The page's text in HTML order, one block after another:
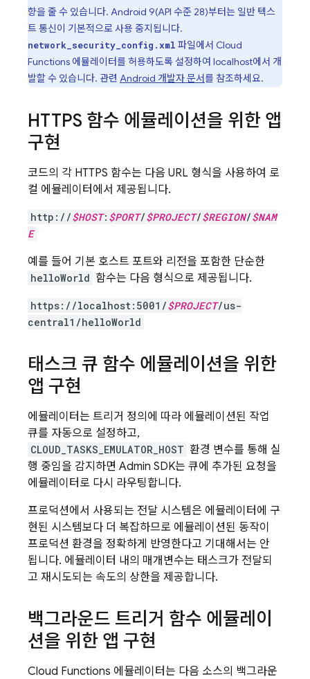
향을 줄 수 있습니다. Android 9(API 수준 28)부터는 일반 텍스
트 통신이 기본적으로 사용 중지됩니다.
network_security_config.xml 파일에서 Cloud
Functions 에뮬레이터를 허용하도록 설정하여 localhost에서 개
발할 수 있습니다. 관련 Android 개발자 문서를 참조하세요.
HTTPS 함수 에뮬레이션을 위한 앱
구현
코드의 각 HTTPS 함수는 다음 URL 형식을 사용하여 로
컬 에뮬레이터에서 제공됩니다.
http://$HOST: $PORT/$PROJECT/$REGION/$NAM
E
예를 들어 기본 호스트 포트와 리전을 포함한 단순한
helloWorld 함수는 다음 형식으로 제공됩니다.
https://localhost:5001/$PROJECT/us-
central1/helloWorld
태스크 큐 함수 에뮬레이션을 위한
앱 구현
에뮬레이터는 트리거 정의에 따라 에뮬레이션된 작업
큐를 자동으로 설정하고,
CLOUD_TASKS_EMULATOR_HOST 환경 변수를 통해 실
행 중임을 감지하면 Admin SDK는 큐에 추가된 요청을
에뮬레이터로 다시 라우팅합니다.
프로덕션에서 사용되는 전달 시스템은 에뮬레이터에 구
현된 시스템보다 더 복잡하므로 에뮬레이션된 동작이
프로덕션 환경을 정확하게 반영한다고 기대해서는 안
됩니다. 에뮬레이터 내의 매개변수는 태스크가 전달되
고 재시도되는 속도의 상한을 제공합니다.
백그라운드 트리거 함수 에뮬레이
션을 위한 앱 구현
Cloud Functions 에뮬레이터는 다음 소스의 백그라운